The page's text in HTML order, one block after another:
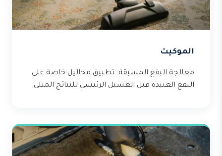
الموكيت
معالجة البقع المسبقة: تطبيق محاليل خاصة على
البقع العنيدة قبل الغسيل الرئيسي للنتائج المثلى.